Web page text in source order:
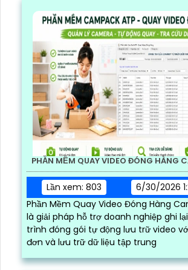
PHẦN MỀM QUAY VIDEO ĐÓNG HÀNG
Lần xem: 803
6/30/2026
Phần Mềm Quay Video Đóng Hàng
là giải pháp hỗ trợ doanh nghiệp ghi
trình đóng gói tự động lưu trữ video
đơn và lưu trữ dữ liệu tập trung